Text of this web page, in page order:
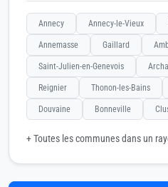
Annecy Annecy-le-Vieux
Annemasse Gaillard
Saint-Julien-en-Genevois
Reignier Thonon-les-Bains
Douvaine Bonneville
+ Toutes les communes dans un